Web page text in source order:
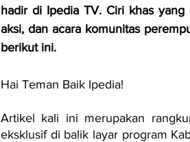
hadir di Ipedia TV. Ciri khas
aksi, dan acara komunitas
berikut ini.
Hai Teman Baik Ipedia!
Artikel kali ini merupakan
eksklusif di balik layar program